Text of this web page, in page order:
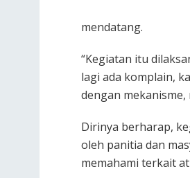
mendatang.
“Kegiatan itu
lagi ada komplain,
dengan
Dirinya berharap,
oleh panitia dan
memahami terkait